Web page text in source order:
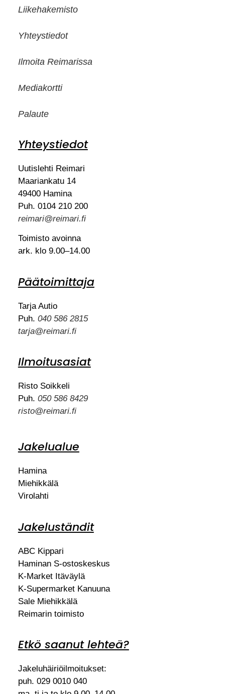
Liikehakemisto
Yhteystiedot
Ilmoita Reimarissa
Mediakortti
Palaute
Yhteystiedot
Uutislehti Reimari
Maariankatu 14
49400 Hamina
Puh. 0104 210 200
reimari@reimari.fi
Toimisto avoinna
ark. klo 9.00–14.00
Päätoimittaja
Tarja Autio
Puh. 040 586 2815
tarja@reimari.fi
Ilmoitusasiat
Risto Soikkeli
Puh. 050 586 8429
risto@reimari.fi
Jakelualue
Hamina
Miehikkälä
Virolahti
Jakeluständit
ABC Kippari
Haminan S-ostoskeskus
K-Market Itäväylä
K-Supermarket Kanuuna
Sale Miehikkälä
Reimarin toimisto
Etkö saanut lehteä?
Jakeluhäiriöilmoitukset:
puh. 029 0010 040